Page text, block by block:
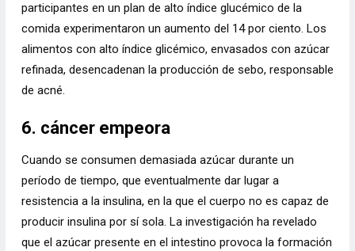
participantes en un plan de alto índice glucémico de la
comida experimentaron un aumento del 14 por ciento. Los
alimentos con alto índice glicémico, envasados ​​con azúcar
refinada, desencadenan la producción de sebo, responsable
de acné.
6. cáncer empeora
Cuando se consumen demasiada azúcar durante un
período de tiempo, que eventualmente dar lugar a
resistencia a la insulina, en la que el cuerpo no es capaz de
producir insulina por sí sola. La investigación ha revelado
que el azúcar presente en el intestino provoca la formación